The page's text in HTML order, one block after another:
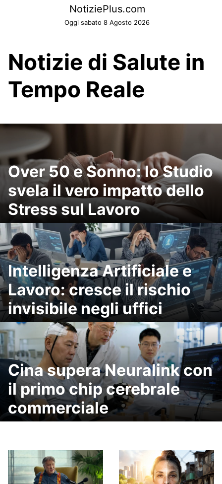
NotiziePlus.com
Oggi sabato 8 Agosto 2026
Notizie di Salute in
Tempo Reale
Over 50 e Sonno: lo Studio
svela il vero impatto dello
Stress sul Lavoro
Intelligenza Artificiale e
Lavoro: cresce il rischio
invisibile negli uffici
Cina supera Neuralink con
il primo chip cerebrale
commerciale